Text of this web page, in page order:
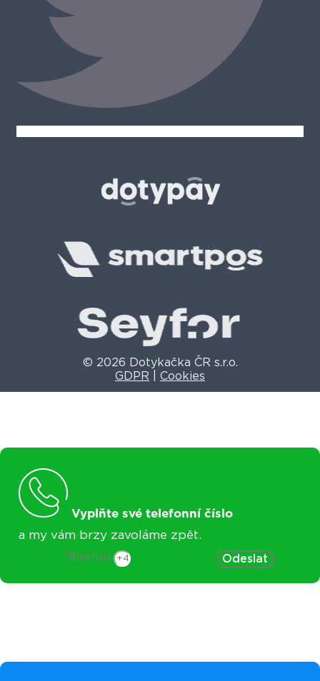
© 2026 Dotykačka ČR s.r.o.
GDPR
Cookies
Vyplňte své telefonní číslo
a my vám brzy zavoláme zpět.
Telefon Odeslat